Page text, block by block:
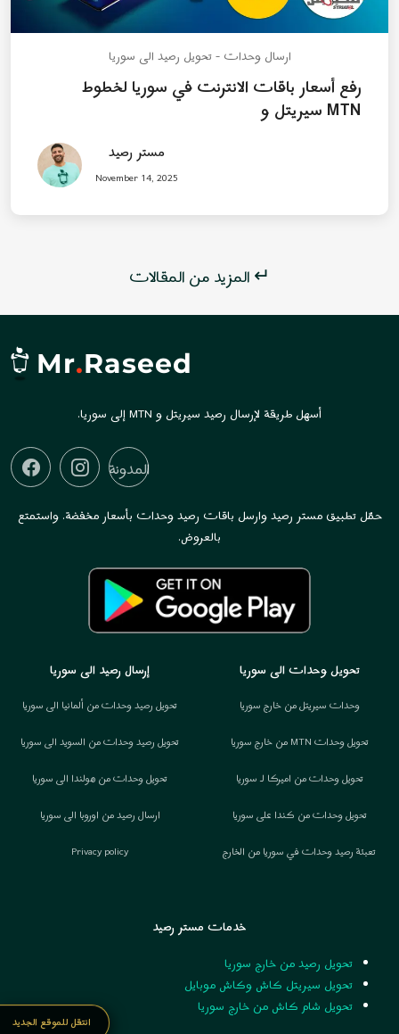
ارسال وحدات - تحويل رصيد الى سوريا
رفع أسعار باقات الانترنت في سوريا لخطوط
سيريتل و MTN
مستر رصيد
November 14, 2025
المزيد من المقالات ↵
Mr.Raseed
أسهل طريقة لإرسال رصيد سيريتل و MTN إلى سوريا.
المدونة
حمّل تطبيق مستر رصيد وارسل باقات رصيد وحدات بأسعار مخفضة. واستمتع
بالعروض.
إرسال رصيد الى سوريا
تحويل رصيد وحدات من ألمانيا الى سوريا
تحويل رصيد وحدات من السويد الى سوريا
تحويل وحدات من هولندا الى سوريا
ارسال رصيد من اوروبا الى سوريا
Privacy policy
تحويل وحدات الى سوريا
وحدات سيريتل من خارج سوريا
تحويل وحدات MTN من خارج سوريا
تحويل وحدات من اميركا لـ سوريا
تحويل وحدات من كندا على سوريا
تعبئة رصيد وحدات في سوريا من الخارج
خدمات مستر رصيد
تحويل رصيد من خارج سوريا
تحويل سيريتل كاش وكاش موبايل
تحويل شام كاش من خارج سوريا
انتقل للموقع الجديد